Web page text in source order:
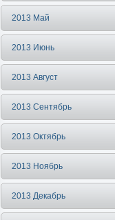
2013 Май
2013 Июнь
2013 Август
2013 Сентябрь
2013 Октябрь
2013 Ноябрь
2013 Декабрь